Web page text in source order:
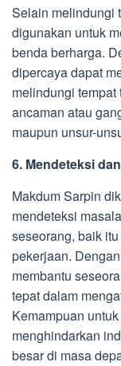
Selain melindungi
digunakan untuk
benda berharga.
dipercaya dapat
melindungi
ancaman atau
maupun unsur-
6. Mendeteksi
Makdum Sarpin
mendeteksi
seseorang, baik
pekerjaan.
membantu
tepat dalam
Kemampuan
menghindarkan
besar di masa